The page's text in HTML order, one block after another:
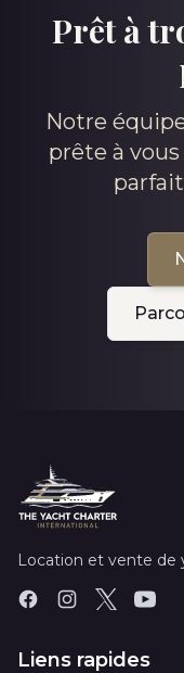
Prêt à
Notre
prête à
Location et vente de
Liens rapides